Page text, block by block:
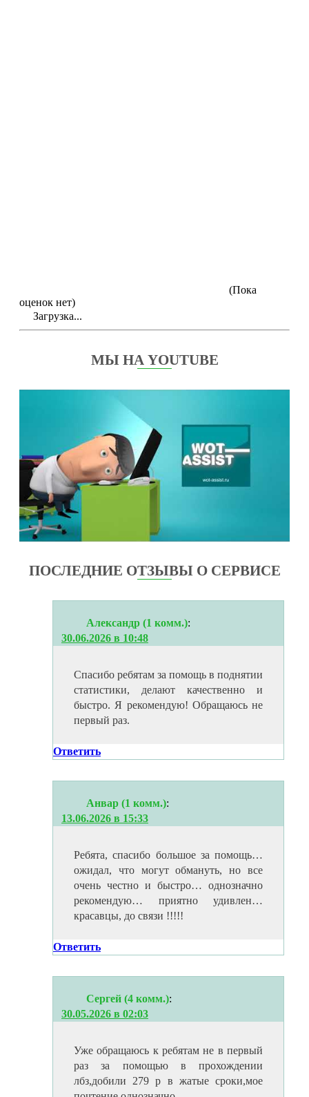
(Пока
оценок нет)
Загрузка...
МЫ НА YOUTUBE
ПОСЛЕДНИЕ ОТЗЫВЫ О СЕРВИСЕ
Александр (1 комм.):
30.06.2026 в 10:48
Спасибо ребятам за помощь в поднятии
статистики, делают качественно и
быстро. Я рекомендую! Обращаюсь не
первый раз.
Ответить
Анвар (1 комм.):
13.06.2026 в 15:33
Ребята, спасибо большое за помощь…
ожидал, что могут обмануть, но все
очень честно и быстро… однозначно
рекомендую… приятно удивлен…
красавцы, до связи !!!!!
Ответить
Сергей (4 комм.):
30.05.2026 в 02:03
Уже обращаюсь к ребятам не в первый
раз за помощью в прохождении
лбз,добили 279 р в жатые сроки,мое